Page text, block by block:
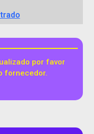
por favor
fornecedor.